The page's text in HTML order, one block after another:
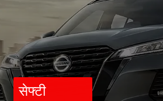
सेफ्टी